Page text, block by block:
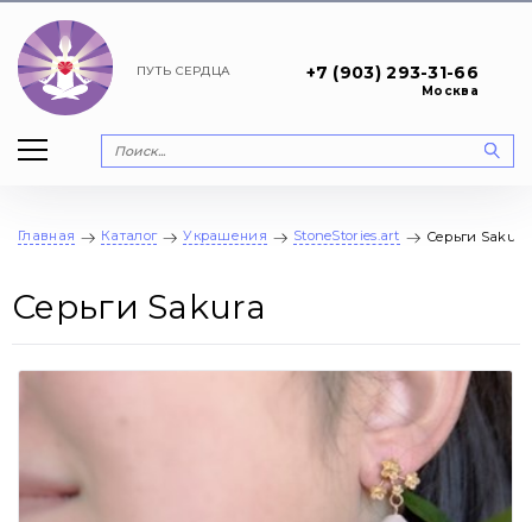
ПУТЬ СЕРДЦА +7 (903) 293-31-66
Москва
Главная Каталог Украшения StoneStories.art Серьги Sakura
Серьги Sakura